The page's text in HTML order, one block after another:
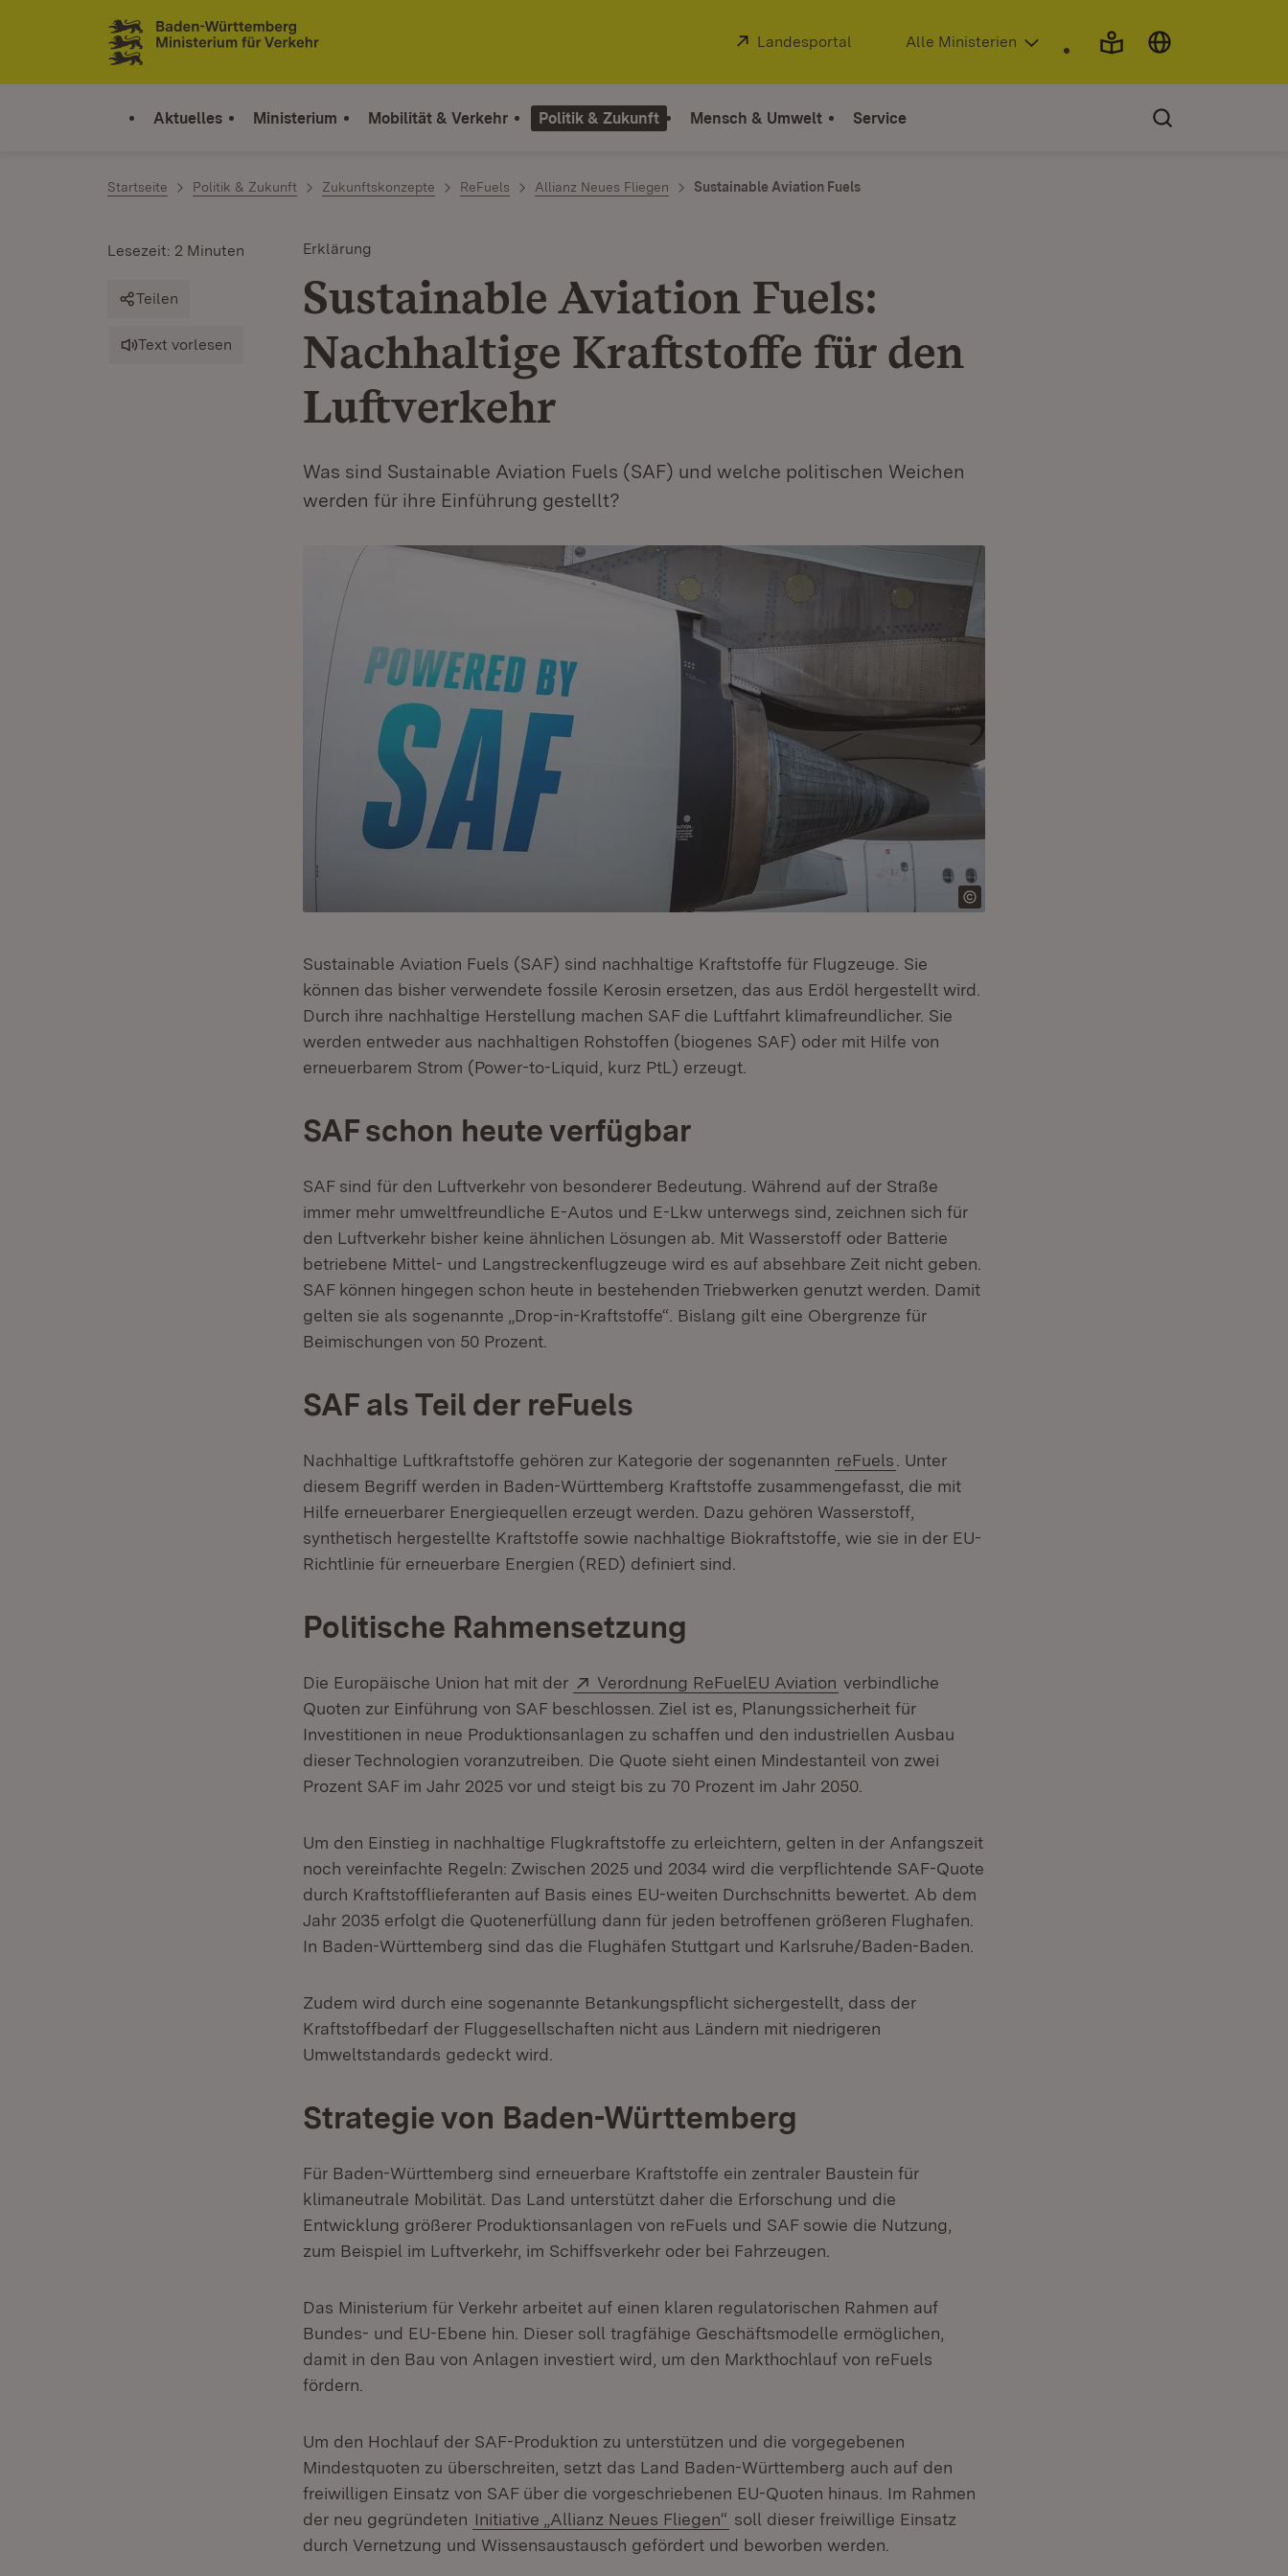
Zum Inhalt springen
Link zur Startseite
Extern:
Landesportal (Öffnet in neuem Fenster)
Alle Ministerien
Aktuelles Ministerium Mobilität & Verkehr Politik & Zukunft Mensch & Umwelt Service
Startseite Politik & Zukunft Zukunftskonzepte ReFuels Allianz Neues Fliegen Sustainable Aviation Fuels
Erklärung
Sustainable Aviation Fuels:
Nachhaltige Kraftstoffe für den
Luftverkehr
Was sind Sustainable Aviation Fuels (SAF) und welche politischen Weichen
werden für ihre Einführung gestellt?
Lesezeit: 2 Minuten
Teilen
Text vorlesen
Sustainable Aviation Fuels (SAF) sind nachhaltige Kraftstoffe für Flugzeuge. Sie
können das bisher verwendete fossile Kerosin ersetzen, das aus Erdöl hergestellt wird.
Durch ihre nachhaltige Herstellung machen SAF die Luftfahrt klimafreundlicher. Sie
werden entweder aus nachhaltigen Rohstoffen (biogenes SAF) oder mit Hilfe von
erneuerbarem Strom (Power-to-Liquid, kurz PtL) erzeugt.
SAF schon heute verfügbar
SAF sind für den Luftverkehr von besonderer Bedeutung. Während auf der Straße
immer mehr umweltfreundliche E-Autos und E-Lkw unterwegs sind, zeichnen sich für
den Luftverkehr bisher keine ähnlichen Lösungen ab. Mit Wasserstoff oder Batterie
betriebene Mittel- und Langstreckenflugzeuge wird es auf absehbare Zeit nicht geben.
SAF können hingegen schon heute in bestehenden Triebwerken genutzt werden. Damit
gelten sie als sogenannte „Drop-in-Kraftstoffe“. Bislang gilt eine Obergrenze für
Beimischungen von 50 Prozent.
SAF als Teil der reFuels
Nachhaltige Luftkraftstoffe gehören zur Kategorie der sogenannten reFuels
. Unter
diesem Begriff werden in Baden-Württemberg Kraftstoffe zusammengefasst, die mit
Hilfe erneuerbarer Energiequellen erzeugt werden. Dazu gehören Wasserstoff,
synthetisch hergestellte Kraftstoffe sowie nachhaltige Biokraftstoffe, wie sie in der EU-
Richtlinie für erneuerbare Energien (RED) definiert sind.
Politische Rahmensetzung
Die Europäische Union hat mit der Extern:
Verordnung ReFuelEU Aviation (Öffnet in neuem Fenster)
verbindliche
Quoten zur Einführung von SAF beschlossen. Ziel ist es, Planungssicherheit für
Investitionen in neue Produktionsanlagen zu schaffen und den industriellen Ausbau
dieser Technologien voranzutreiben. Die Quote sieht einen Mindestanteil von zwei
Prozent SAF im Jahr 2025 vor und steigt bis zu 70 Prozent im Jahr 2050.
Um den Einstieg in nachhaltige Flugkraftstoffe zu erleichtern, gelten in der Anfangszeit
noch vereinfachte Regeln: Zwischen 2025 und 2034 wird die verpflichtende SAF-Quote
durch Kraftstofflieferanten auf Basis eines EU-weiten Durchschnitts bewertet. Ab dem
Jahr 2035 erfolgt die Quotenerfüllung dann für jeden betroffenen größeren Flughafen.
In Baden-Württemberg sind das die Flughäfen Stuttgart und Karlsruhe/Baden-Baden.
Zudem wird durch eine sogenannte Betankungspflicht sichergestellt, dass der
Kraftstoffbedarf der Fluggesellschaften nicht aus Ländern mit niedrigeren
Umweltstandards gedeckt wird.
Strategie von Baden-Württemberg
Für Baden-Württemberg sind erneuerbare Kraftstoffe ein zentraler Baustein für
klimaneutrale Mobilität. Das Land unterstützt daher die Erforschung und die
Entwicklung größerer Produktionsanlagen von reFuels und SAF sowie die Nutzung,
zum Beispiel im Luftverkehr, im Schiffsverkehr oder bei Fahrzeugen.
Das Ministerium für Verkehr arbeitet auf einen klaren regulatorischen Rahmen auf
Bundes- und EU-Ebene hin. Dieser soll tragfähige Geschäftsmodelle ermöglichen,
damit in den Bau von Anlagen investiert wird, um den Markthochlauf von reFuels
fördern.
Um den Hochlauf der SAF-Produktion zu unterstützen und die vorgegebenen
Mindestquoten zu überschreiten, setzt das Land Baden-Württemberg auch auf den
freiwilligen Einsatz von SAF über die vorgeschriebenen EU-Quoten hinaus. Im Rahmen
der neu gegründeten Initiative „Allianz Neues Fliegen“ soll dieser freiwillige Einsatz
durch Vernetzung und Wissensaustausch gefördert und beworben werden.